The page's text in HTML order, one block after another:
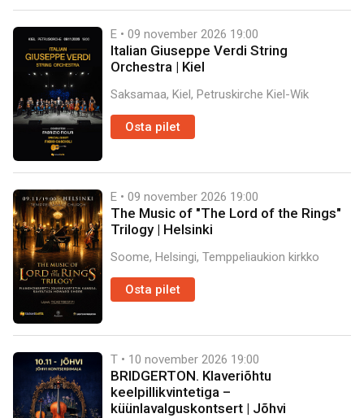
E • 09 november 2026 19:00
Italian Giuseppe Verdi String
Orchestra | Kiel
Saksamaa, Kiel, Petruskirche Kiel-Wik
Osta pilet
E • 09 november 2026 19:00
The Music of "The Lord of the Rings"
Trilogy | Helsinki
Soome, Helsingi, Temppeliaukion kirkko
Osta pilet
T • 10 november 2026 19:00
BRIDGERTON. Klaveriõhtu
keelpillikvintetiga –
küünlavalguskontsert | Jõhvi